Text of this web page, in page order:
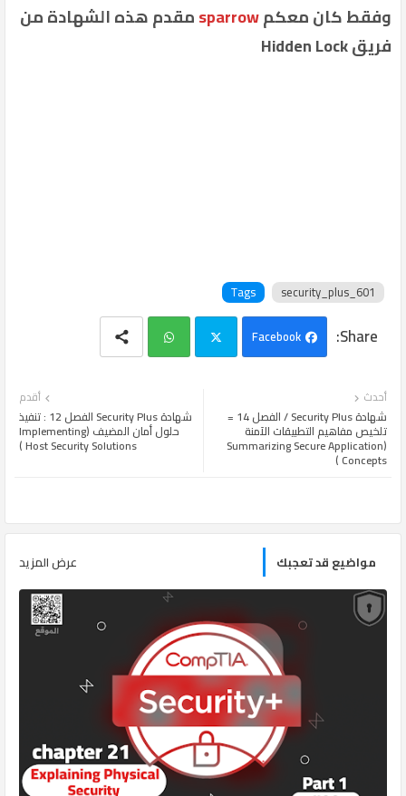
وفقط كان معكمsparrowمقدم هذه الشهادة من
فريق Hidden Lock
Tags security_plus_601
Facebook
ats
أحدث
شهادة Security Plus / الفصل 14 =
تلخيص مفاهيم التطبيقات الآمنة
(Summarizing Secure Application
Concepts )
أقدم
شهادة Security Plus الفصل 12 : تنفيذ
حلول أمان المضيف (Implementing
Host Security Solutions )
مواضيع قد تعجبك عرض المزيد